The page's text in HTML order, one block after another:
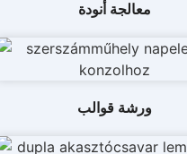
معالجة أنودة
ورشة قوالب